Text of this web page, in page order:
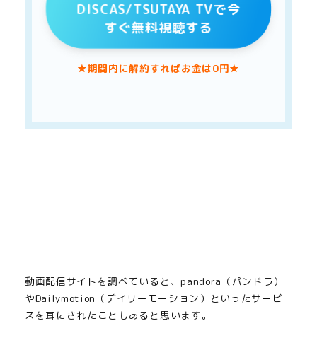
DISCAS/TSUTAYA TVで今
すぐ無料視聴する
★期間内に解約すればお金は0円★
動画配信サイトを調べていると、pandora（パンドラ）
やDailymotion（デイリーモーション）といったサービ
スを耳にされたこともあると思います。